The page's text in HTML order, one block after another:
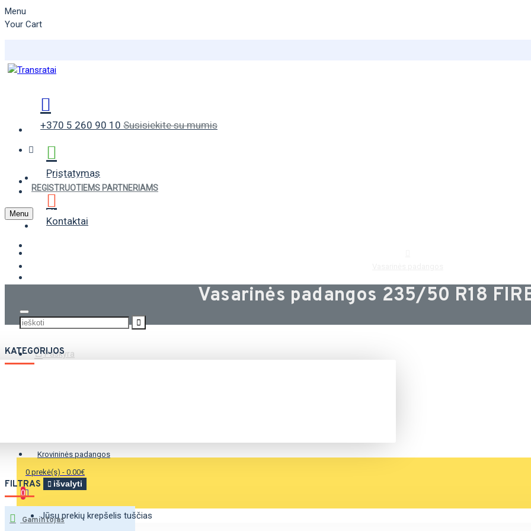
Menu
Your Cart
+370 5 260 90 10 Susisiekite su mumis
Pristatymas
Kontaktai
VASARINĖS PADANGOS
ŽIEMINĖS PADANGOS
Paskyra
0 prekė(s) - 0.00€
0
Jūsų prekių krepšelis tuščias
REGISTRUOTIEMS PARTNERIAMS
Menu
Vasarinės padangos 235/50 R18
KATEGORIJOS
Krovininės padangos
FILTRAS išvalyti
Gamintojas